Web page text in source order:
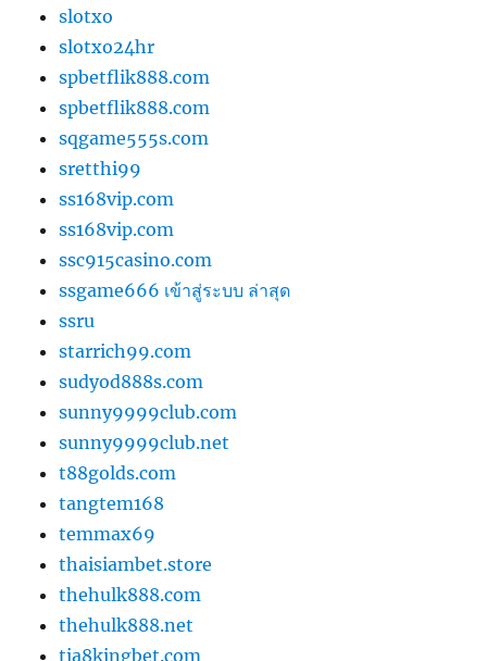
slotxo
slotxo24hr
spbetflik888.com
spbetflik888.com
sqgame555s.com
sretthi99
ss168vip.com
ss168vip.com
ssc915casino.com
ssgame666 เข้าสู่ระบบ ล่าสุด
ssru
starrich99.com
sudyod888s.com
sunny9999club.com
sunny9999club.net
t88golds.com
tangtem168
temmax69
thaisiambet.store
thehulk888.com
thehulk888.net
tia8kingbet.com